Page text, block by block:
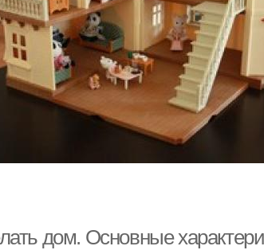
дом. Основные